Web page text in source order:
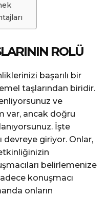
ROLÜ
başarılı bir
taşlarından biridir.
ve
var, ancak doğru
İşte
devreye giriyor. Onlar,
belirlemenize
konuşmacı
onların